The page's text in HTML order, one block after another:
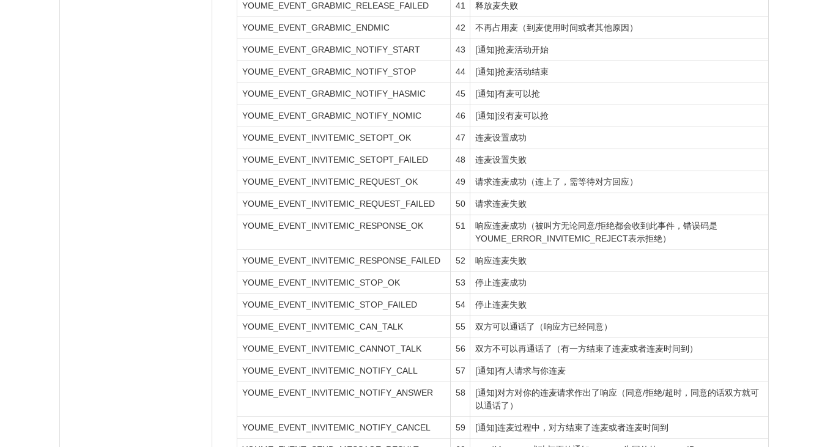
YOUME_EVENT_GRABMIC_RELEASE_FAILED 41 释放麦失败
YOUME_EVENT_GRABMIC_ENDMIC 42 不再占用麦（到麦使用时间或者其他原因）
YOUME_EVENT_GRABMIC_NOTIFY_START 43 [通知]抢麦活动开始
YOUME_EVENT_GRABMIC_NOTIFY_STOP 44 [通知]抢麦活动结束
YOUME_EVENT_GRABMIC_NOTIFY_HASMIC 45 [通知]有麦可以抢
YOUME_EVENT_GRABMIC_NOTIFY_NOMIC 46 [通知]没有麦可以抢
YOUME_EVENT_INVITEMIC_SETOPT_OK 47 连麦设置成功
YOUME_EVENT_INVITEMIC_SETOPT_FAILED 48 连麦设置失败
YOUME_EVENT_INVITEMIC_REQUEST_OK 49 请求连麦成功（连上了，需等待对方回应）
YOUME_EVENT_INVITEMIC_REQUEST_FAILED 50 请求连麦失败
YOUME_EVENT_INVITEMIC_RESPONSE_OK 51
响应连麦成功（被叫方无论同意/拒绝都会收到此事件，错误码是
YOUME_ERROR_INVITEMIC_REJECT表示拒绝）
YOUME_EVENT_INVITEMIC_RESPONSE_FAILED 52 响应连麦失败
YOUME_EVENT_INVITEMIC_STOP_OK 53 停止连麦成功
YOUME_EVENT_INVITEMIC_STOP_FAILED 54 停止连麦失败
YOUME_EVENT_INVITEMIC_CAN_TALK 55 双方可以通话了（响应方已经同意）
YOUME_EVENT_INVITEMIC_CANNOT_TALK 56 双方不可以再通话了（有一方结束了连麦或者连麦时间到）
YOUME_EVENT_INVITEMIC_NOTIFY_CALL 57 [通知]有人请求与你连麦
YOUME_EVENT_INVITEMIC_NOTIFY_ANSWER 58
[通知]对方对你的连麦请求作出了响应（同意/拒绝/超时，同意的话双方就可
以通话了）
YOUME_EVENT_INVITEMIC_NOTIFY_CANCEL 59 [通知]连麦过程中，对方结束了连麦或者连麦时间到